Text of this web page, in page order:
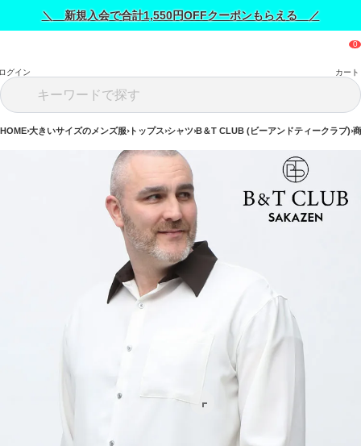
＼ 新規入会で合計1,550円OFFクーポンもらえる ／
グイン カート
HOME 大きいサイズのメンズ服 トップス シャツ B＆T CLUB (ビーアンドティークラブ)